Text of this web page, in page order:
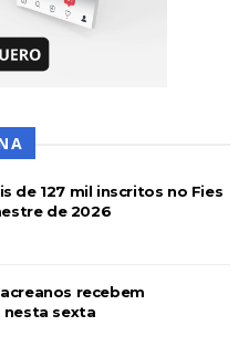
de 127 mil inscritos no Fies
de 2026
recebem
nesta sexta